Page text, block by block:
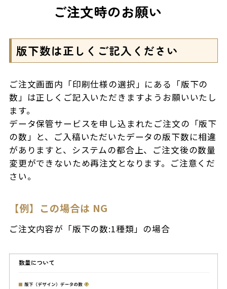
ご注文時のお願い
版下数は正しくご記入ください
ご注文画面内「印刷仕様の選択」にある「版下の
数」は正しくご記入いただきますようお願いいたし
ます。
データ保管サービスを申し込まれたご注文の「版下
の数」と、ご入稿いただいたデータの版下数に相違
がありますと、システムの都合上、ご注文後の数量
変更ができないため再注文となります。ご注意くだ
さい。
【例】この場合は NG
ご注文内容が「版下の数:1種類」の場合